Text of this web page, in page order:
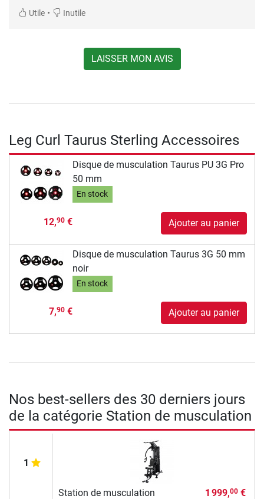
Utile • Inutile
LAISSER MON AVIS
Leg Curl Taurus Sterling Accessoires
Disque de musculation Taurus PU 3G Pro
50 mm
En stock
12,90€ Ajouter au panier
Disque de musculation Taurus 3G 50 mm
noir
En stock
7,90€ Ajouter au panier
Nos best-sellers des 30 derniers jours
de la catégorie Station de musculation
1
Station de musculation
1 999,00€